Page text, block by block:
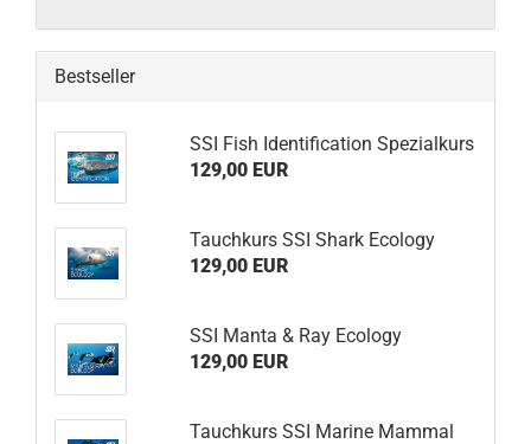
Bestseller
SSI Fish Identification Spezialkurs
129,00 EUR
Tauchkurs SSI Shark Ecology
129,00 EUR
SSI Manta & Ray Ecology
129,00 EUR
Tauchkurs SSI Marine Mammal